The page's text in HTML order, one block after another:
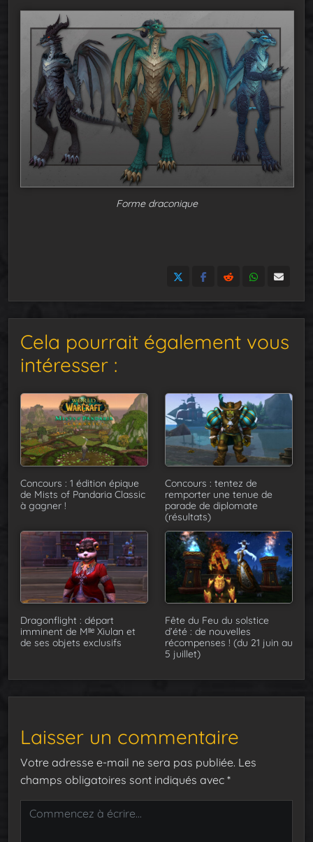
Forme draconique
Cela pourrait également vous
intéresser :
Concours : 1 édition épique
de Mists of Pandaria Classic
à gagner !
Concours : tentez de
remporter une tenue de
parade de diplomate
(résultats)
Dragonflight : départ
imminent de Mˡˡᵉ Xiulan et
de ses objets exclusifs
Fête du Feu du solstice
d’été : de nouvelles
récompenses ! (du 21 juin au
5 juillet)
Laisser un commentaire
Votre adresse e-mail ne sera pas publiée. Les
champs obligatoires sont indiqués avec *